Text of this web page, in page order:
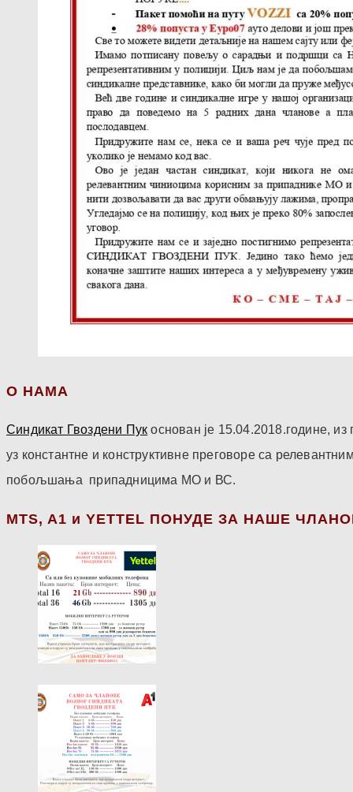
О НАМА
Синдикат Гвоздени Пук основан је 15.04.2018.године,
уз константне и конструктивне преговоре са
побољшања припадницима МО и ВС.
МТS, A1 и YETTEL ПОНУДЕ ЗА НАШЕ